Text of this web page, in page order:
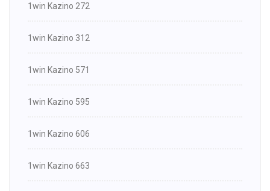
1win Kazino 272
1win Kazino 312
1win Kazino 571
1win Kazino 595
1win Kazino 606
1win Kazino 663